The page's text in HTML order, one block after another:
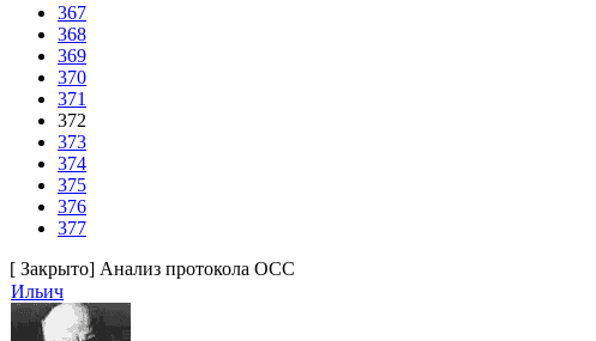
367
368
369
370
371
372
373
374
375
376
377
[ Закрыто] Анализ протокола ОСС
Ильич